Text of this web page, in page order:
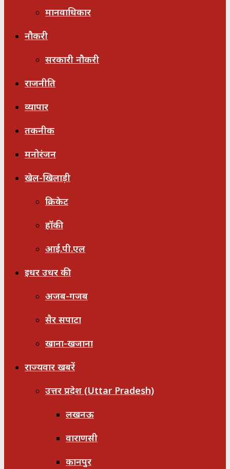
मानवाधिकार
नौकरी
सरकारी नौकरी
राजनीति
व्यापार
तकनीक
मनोरंजन
खेल-खिलाड़ी
क्रिकेट
हॉकी
आई.पी.एल
इधर उधर की
अजब-गजब
सैर सपाटा
खाना-खजाना
राज्यवार खबरें
उत्तर प्रदेश (Uttar Pradesh)
लखनऊ
वाराणसी
कानपुर